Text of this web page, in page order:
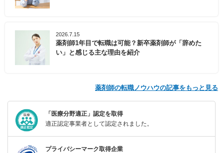
2026.7.15
薬剤師1年目で転職は可能？新卒薬剤師が「辞めた
い」と感じる主な理由を紹介
薬剤師の転職ノウハウの記事をもっと見る
「医療分野適正」認定を取得
適正認定事業者として認定されました。
プライバシーマーク取得企業